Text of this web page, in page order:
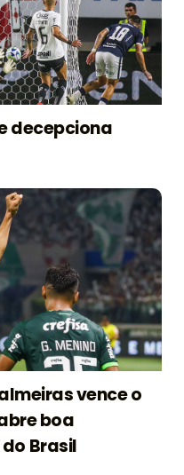
decepciona
vence o
boa
Brasil